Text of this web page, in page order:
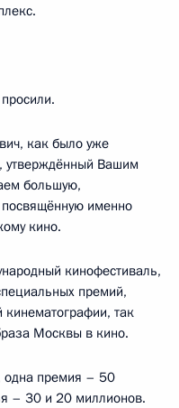
как было уже
утверждённый Вашим
большую,
именно
кино.
кинофестиваль,
премий,
кинематографии, так
Москвы в кино.
одна премия – 50
– 30 и 20 миллионов.